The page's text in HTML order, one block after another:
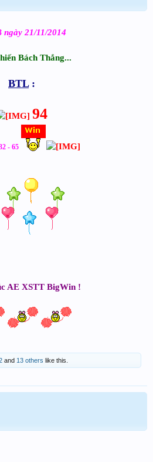
ngày 21/11/2014
Bách Thắng...
BTL:
94
- 65
AE XSTT BigWin !
and 13 others like this.